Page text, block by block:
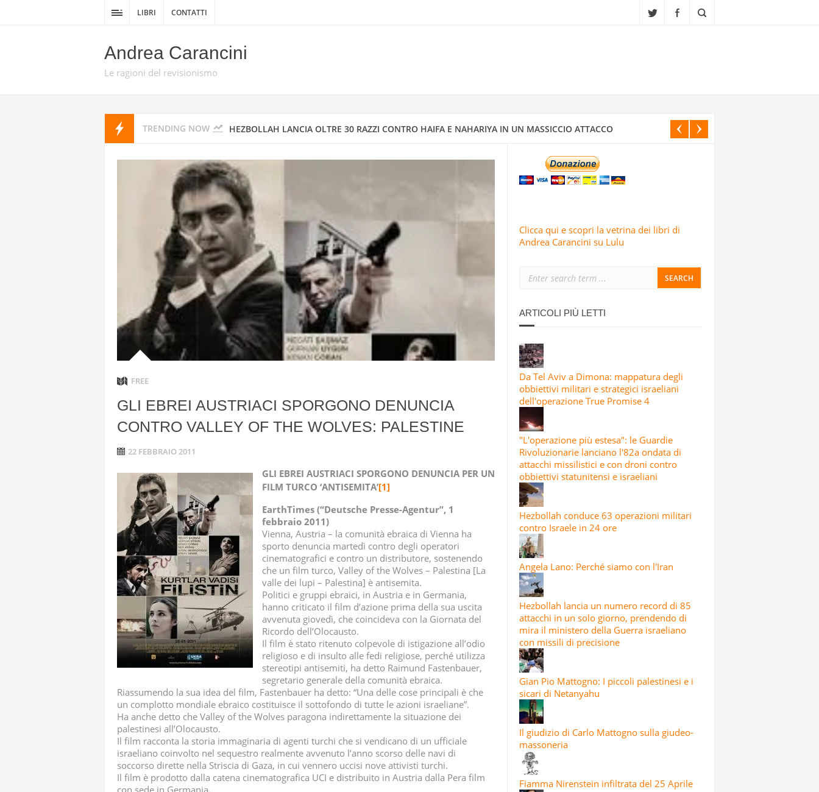
LIBRI CONTATTI
Andrea Carancini
Le ragioni del revisionismo
TRENDING NOW HEZBOLLAH LANCIA OLTRE 30 RAZZI CONTRO HAIFA E NAHARIYA IN UN MASSICCIO ATTACCO
STATI UNITI E ISRAELE INTENSIFICANO GLI ATTACCHI CONTRO AREE RESIDENZIALI, SCUOLE E CENTRI CULTURALI IN
IRAN
I MISSILI IRANIANI PIOVONO SUI CENTRI DI INTELLIGENCE “SICURI” DI ISRAELE: LO AFFERMA IL CORPO DELLE
GUARDIE RIVOLUZIONARIE ISLAMICHE
ANGELA LANO: PERCHÉ SIAMO CON L’IRAN
“L’OPERAZIONE PIÙ ESTESA”: LE GUARDIE RIVOLUZIONARIE LANCIANO L’82A ONDATA DI ATTACCHI MISSILISTICI E
CON DRONI CONTRO OBBIETTIVI STATUNITENSI E ISRAELIANI
FREE
GLI EBREI AUSTRIACI SPORGONO DENUNCIA
CONTRO VALLEY OF THE WOLVES: PALESTINE
22 FEBBRAIO 2011
GLI EBREI AUSTRIACI SPORGONO DENUNCIA PER UN
FILM TURCO ‘ANTISEMITA’[1]
EarthTimes (“Deutsche Presse-Agentur”, 1
febbraio 2011)
Vienna, Austria – la comunità ebraica di Vienna ha
sporto denuncia martedì contro degli operatori
cinematografici e contro un distributore, sostenendo
che un film turco, Valley of the Wolves – Palestina [La
valle dei lupi – Palestina] è antisemita.
Politici e gruppi ebraici, in Austria e in Germania,
hanno criticato il film d’azione prima della sua uscita
avvenuta giovedì, che coincideva con la Giornata del
Ricordo dell’Olocausto.
Il film è stato ritenuto colpevole di istigazione all’odio
religioso e di insulto alle fedi religiose, perché utilizza
stereotipi antisemiti, ha detto Raimund Fastenbauer,
segretario generale della comunità ebraica.
Riassumendo la sua idea del film, Fastenbauer ha detto: “Una delle cose principali è che
un complotto mondiale ebraico costituisce il sottofondo di tutte le azioni israeliane”.
Ha anche detto che Valley of the Wolves paragona indirettamente la situazione dei
palestinesi all’Olocausto.
Il film racconta la storia immaginaria di agenti turchi che si vendicano di un ufficiale
israeliano coinvolto nel sequestro realmente avvenuto l’anno scorso delle navi di
soccorso dirette nella Striscia di Gaza, in cui vennero uccisi nove attivisti turchi.
Il film è prodotto dalla catena cinematografica UCI e distribuito in Austria dalla Pera film
con sede in Germania.
Clicca qui e scopri la vetrina dei libri di
Andrea Carancini su Lulu
ARTICOLI PIÙ LETTI
Da Tel Aviv a Dimona: mappatura degli
obbiettivi militari e strategici israeliani
dell'operazione True Promise 4
"L'operazione più estesa": le Guardie
Rivoluzionarie lanciano l'82a ondata di
attacchi missilistici e con droni contro
obbiettivi statunitensi e israeliani
Hezbollah conduce 63 operazioni militari
contro Israele in 24 ore
Angela Lano: Perché siamo con l'Iran
Hezbollah lancia un numero record di 85
attacchi in un solo giorno, prendendo di
mira il ministero della Guerra israeliano
con missili di precisione
Gian Pio Mattogno: I piccoli palestinesi e i
sicari di Netanyahu
Il giudizio di Carlo Mattogno sulla giudeo-
massoneria
Fiamma Nirenstein infiltrata del 25 Aprile